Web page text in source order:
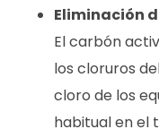
Eliminación
El carbón
los cloruros
cloro de los
habitual en el